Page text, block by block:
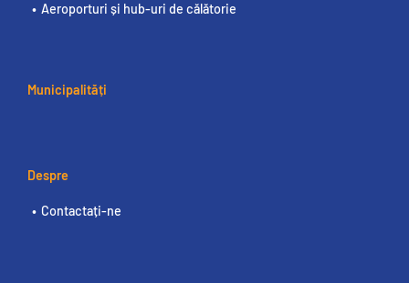
Aeroporturi și hub-uri de călătorie
Municipalități
Despre
Contactați-ne